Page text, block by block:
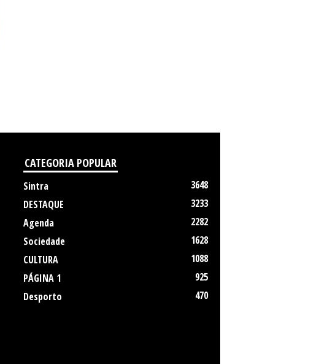
CATEGORIA POPULAR
Sintra
3648
DESTAQUE
3233
Agenda
2282
Sociedade
1628
CULTURA
1088
PÁGINA 1
925
Desporto
470